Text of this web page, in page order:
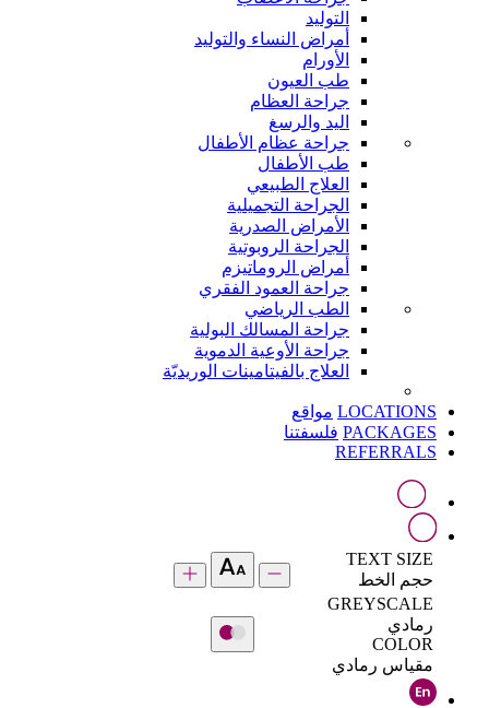
التوليد
أمراض النساء والتوليد
الأورام
طب العيون
جراحة العظام
اليد والرسغ
جراحة عظام الأطفال
طب الأطفال
العلاج الطبيعي
الجراحة التجميلية
الأمراض الصدرية
الجراحة الروبوتية
أمراض الروماتيزم
جراحة العمود الفقري
الطب الرياضي
جراحة المسالك البولية
جراحة الأوعية الدموية
العلاج بالفيتامينات الوريديّة
LOCATIONS مواقع
PACKAGES فلسفتنا
REFERRALS
TEXT SIZE
حجم الخط
GREYSCALE
رمادي
COLOR
مقياس رمادي